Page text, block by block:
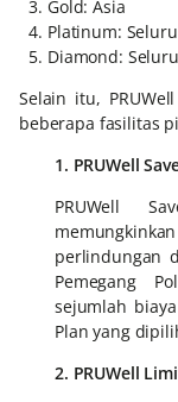
Gold: Asia
Platinum:
Diamond:
Selain itu,
beberapa fasilitas
1. PRUWell
PRUWell
perlindungan
Pemegang
sejumlah
Plan yang
2. PRUWell